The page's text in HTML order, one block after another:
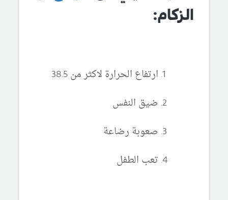
الزكام:
ارتفاع الحرارة لاكثر من 38.5
ضيق النفس
صعوبة رضاعة
تعب الطفل